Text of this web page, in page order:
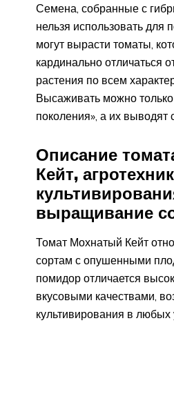
Семена, собранные с
нельзя использовать для
могут вырасти томаты,
кардинально отличаться
растения по всем
Высаживать можно
поколения», а их выводят
Описание
Кейт,
выращивание
Томат Мохнатый Кейт
сортам с опушенными
помидор отличается
вкусовыми качествами,
культивирования в любых